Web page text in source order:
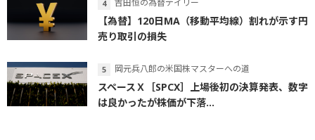
吉田恒の為替デイリー
【為替】120日MA（移動平均線）割れが示す円
売り取引の損失
岡元兵八郎の米国株マスターへの道
スペースＸ［SPCX］上場後初の決算発表、数字
は良かったが株価が下落...